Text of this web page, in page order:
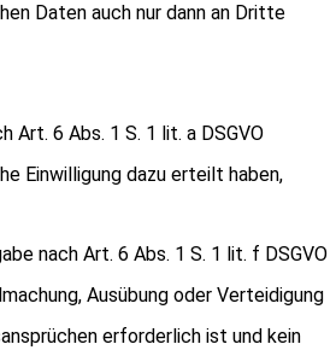
Daten auch nur dann an Dritte
Art. 6 Abs. 1 S. 1 lit. a DSGVO
Einwilligung dazu erteilt haben,
nach Art. 6 Abs. 1 S. 1 lit. f DSGVO
Ausübung oder Verteidigung
erforderlich ist und kein